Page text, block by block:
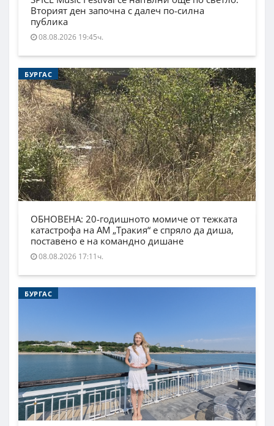
Вторият ден започна с далеч по-силна
публика
08.08.2026 19:45ч.
БУРГАС
ОБНОВЕНА: 20-годишното момиче от тежката
катастрофа на АМ „Тракия“ е спряло да диша,
поставено е на командно дишане
08.08.2026 17:11ч.
БУРГАС